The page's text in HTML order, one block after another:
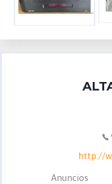
http://
Anuncios